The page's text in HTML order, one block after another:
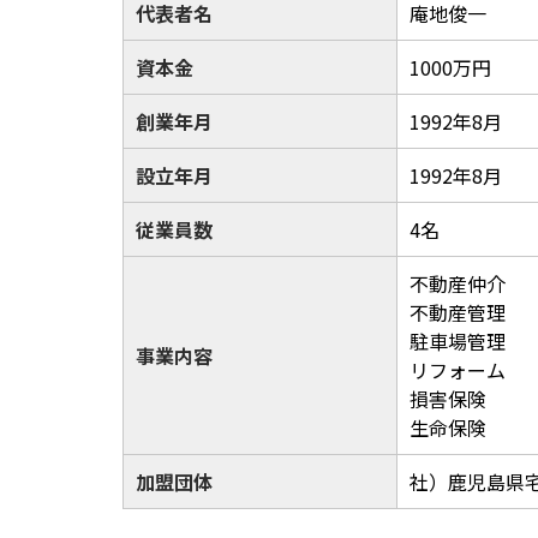
代表者名
庵地俊一
資本金
1000万円
創業年月
1992年8月
設立年月
1992年8月
従業員数
4名
事業内容
不動産仲介
不動産管理
駐車場管理
リフォーム
損害保険
生命保険
加盟団体
社）鹿児島県